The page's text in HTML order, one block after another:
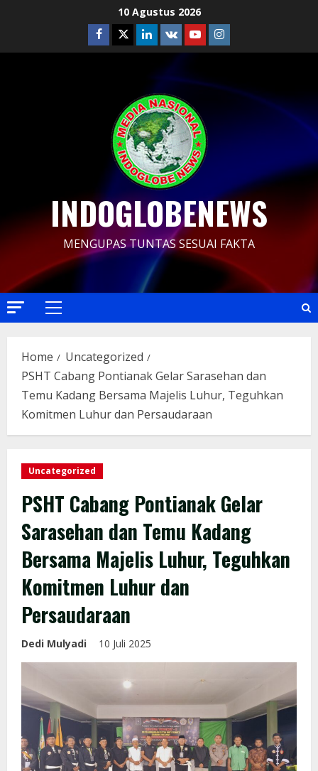
10 Agustus 2026
Facebook
TwitterLinkedin
VK YoutubeInstagram
INDOGLOBENEWS
MENGUPAS TUNTAS SESUAI FAKTA
Primary
Home
Uncategorized
PSHT Cabang Pontianak Gelar Sarasehan dan
Temu Kadang Bersama Majelis Luhur, Teguhkan
Komitmen Luhur dan Persaudaraan
Uncategorized
PSHT Cabang Pontianak Gelar
Sarasehan dan Temu Kadang
Bersama Majelis Luhur, Teguhkan
Komitmen Luhur dan
Persaudaraan
Dedi Mulyadi 10 Juli 2025